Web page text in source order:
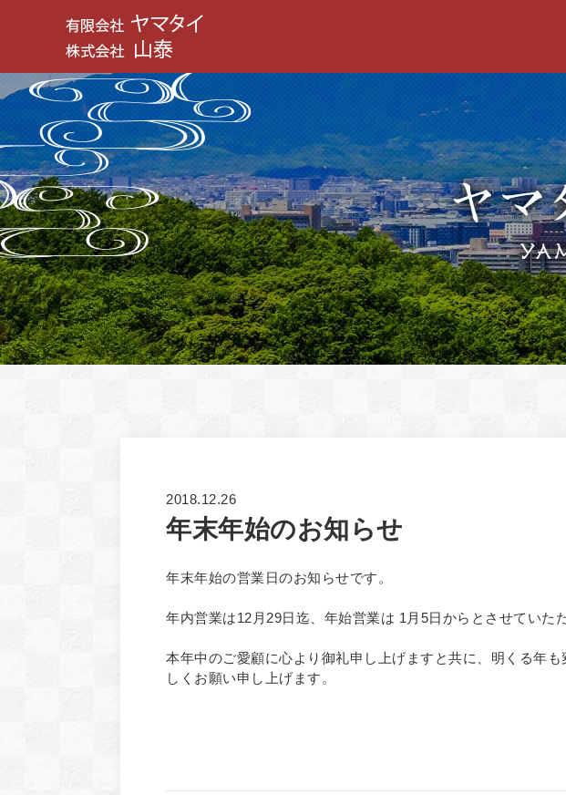
2018.12.26
年末年始のお知らせ
年末年始の営業日のお知らせです。
年内営業は12月29日迄、年始営業は 1月5日からとさせていた
本年中のご愛顧に心より御礼申し上げますと共に、明くる年
しくお願い申し上げます。